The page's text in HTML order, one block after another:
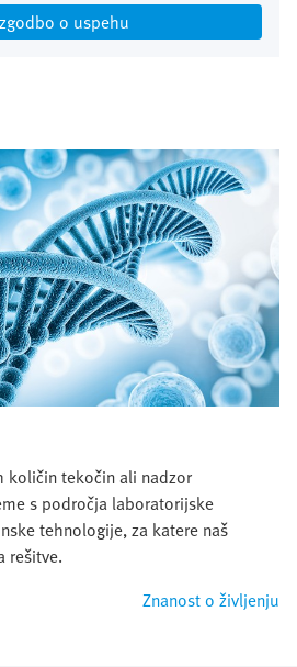
o uspehu
količin tekočin ali nadzor
s področja laboratorijske
tehnologije, za katere naš
rešitve.
Znanost o življenju